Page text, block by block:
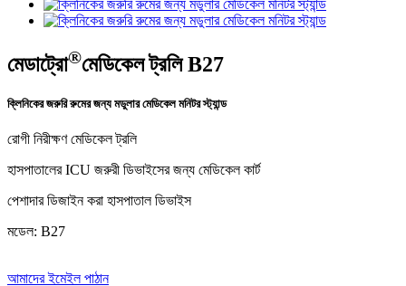
মেডাট্রো®মেডিকেল ট্রলি B27
ক্লিনিকের জরুরি রুমের জন্য মডুলার মেডিকেল মনিটর স্ট্যান্ড
রোগী নিরীক্ষণ মেডিকেল ট্রলি
হাসপাতালের ICU জরুরী ডিভাইসের জন্য মেডিকেল কার্ট
পেশাদার ডিজাইন করা হাসপাতাল ডিভাইস
মডেল: B27
আমাদের ইমেইল পাঠান